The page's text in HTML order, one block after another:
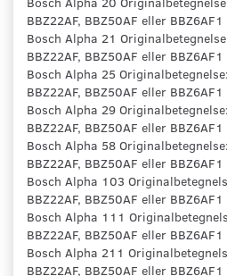
BBZ22AF, BBZ50AF eller BBZ6AF1
Bosch Alpha 21
BBZ22AF, BBZ50AF eller BBZ6AF1
Bosch Alpha 25
BBZ22AF, BBZ50AF eller BBZ6AF1
Bosch Alpha 29
BBZ22AF, BBZ50AF eller BBZ6AF1
Bosch Alpha 58
BBZ22AF, BBZ50AF eller BBZ6AF1
Bosch Alpha 103
BBZ22AF, BBZ50AF eller BBZ6AF1
Bosch Alpha 111
BBZ22AF, BBZ50AF eller BBZ6AF1
Bosch Alpha 211
BBZ22AF, BBZ50AF eller BBZ6AF1